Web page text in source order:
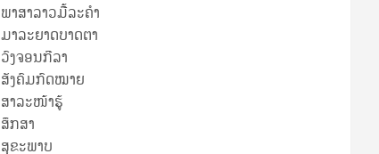
ພາສາລາວມື້ລະຄຳ
ມາລະຍາດບາດຕາ
ວົງຈອນກີລາ
ສັງຄົມກົດໝາຍ
ສາລະໜ້າຮູ້
ສຶກສາ
ສຸ​ຂະ​ພາບ